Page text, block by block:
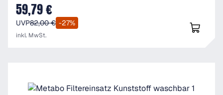
Verkaufspreis:
59,79 €
UVP82,00 € -27%
inkl. MwSt.